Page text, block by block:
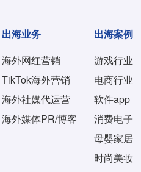
出海业务
海外网红营销
TikTok海外营销
海外社媒代运营
海外媒体PR/博客
出海案例
游戏行业
电商行业
软件app
消费电子
母婴家居
时尚美妆